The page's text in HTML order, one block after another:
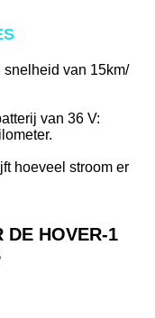
muziek aan en
van dit product
gehoorzamen
met betrekking tot
zeerste
beschermende
is te vinden
snelheid van 15km/
van 36 V:
hoeveel stroom er
aangepaste kleur
DE HOVER-1